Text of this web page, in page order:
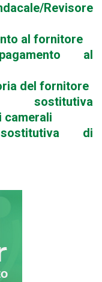
Revisore
al fornitore
al
del fornitore
sostitutiva
camerali
di